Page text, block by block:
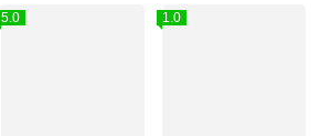
5.0 1.0